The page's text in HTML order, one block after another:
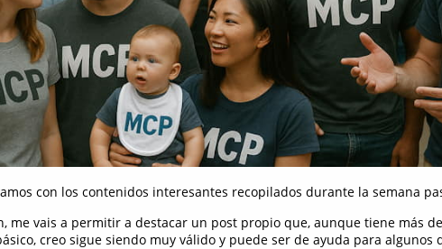
con los contenidos interesantes recopilados durante la semana
me vais a permitir a destacar un post propio que, aunque tiene más
creo sigue siendo muy válido y puede ser de ayuda para algunos